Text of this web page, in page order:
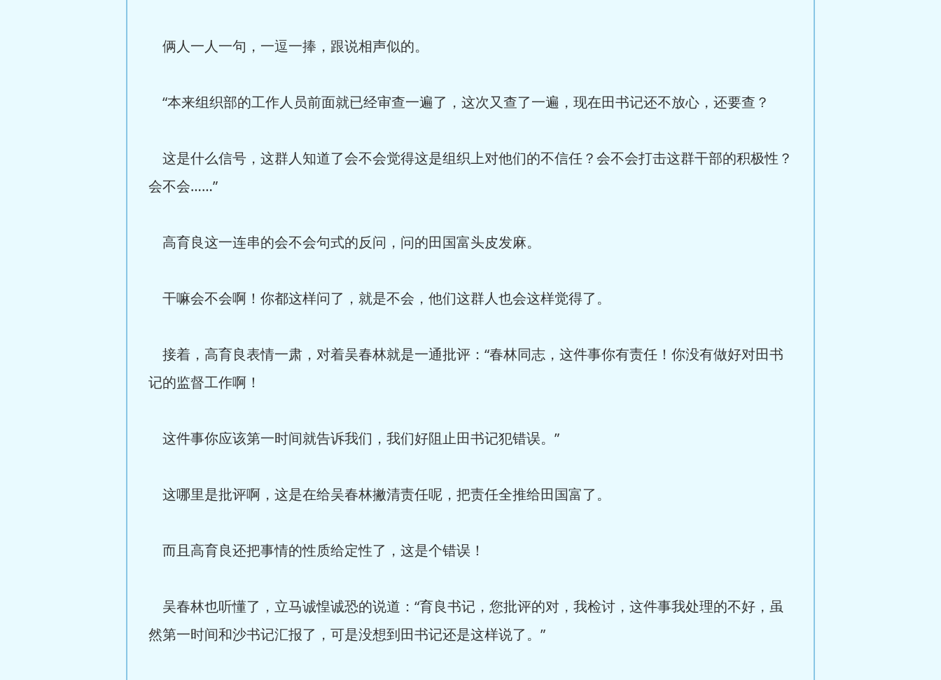
俩人一人一句，一逗一捧，跟说相声似的。
“本来组织部的工作人员前面就已经审查一遍了，这次又查了一遍，现在田书记还不放心，还要查？
这是什么信号，这群人知道了会不会觉得这是组织上对他们的不信任？会不会打击这群干部的积极性？
会不会……”
高育良这一连串的会不会句式的反问，问的田国富头皮发麻。
干嘛会不会啊！你都这样问了，就是不会，他们这群人也会这样觉得了。
接着，高育良表情一肃，对着吴春林就是一通批评：“春林同志，这件事你有责任！你没有做好对田书
记的监督工作啊！
这件事你应该第一时间就告诉我们，我们好阻止田书记犯错误。”
这哪里是批评啊，这是在给吴春林撇清责任呢，把责任全推给田国富了。
而且高育良还把事情的性质给定性了，这是个错误！
吴春林也听懂了，立马诚惶诚恐的说道：“育良书记，您批评的对，我检讨，这件事我处理的不好，虽
然第一时间和沙书记汇报了，可是没想到田书记还是这样说了。”